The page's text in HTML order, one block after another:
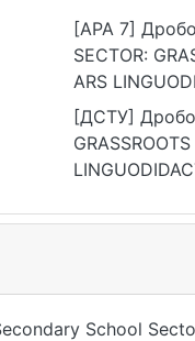
[APA 7]
SECTOR:
ARS
[ДСТУ]
School